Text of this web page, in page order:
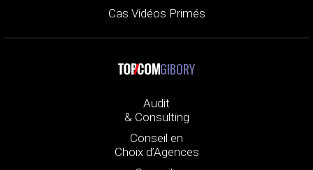
Cas Vidéos Primés
GIBORY
Audit
& Consulting
Conseil en
Choix d’Agences